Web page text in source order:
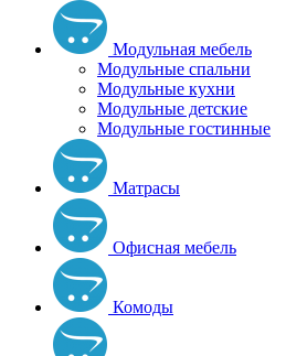
Модульная мебель
Модульные спальни
Модульные кухни
Модульные детские
Модульные гостинные
Матрасы
Офисная мебель
Комоды